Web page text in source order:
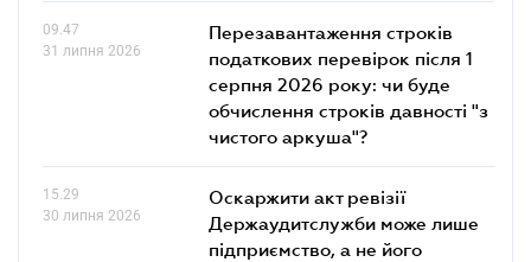
09.47
31 липня 2026
Перезавантаження строків
податкових перевірок після 1
серпня 2026 року: чи буде
обчислення строків давності "з
чистого аркуша"?
15.29
30 липня 2026
Оскаржити акт ревізії
Держаудитслужби може лише
підприємство, а не його